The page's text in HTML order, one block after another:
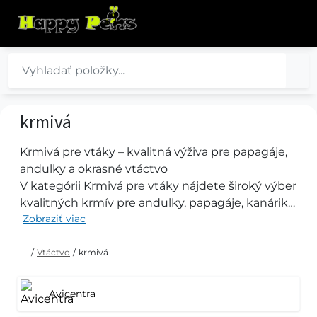
krmivá
Krmivá pre vtáky – kvalitná výživa pre papagáje,
andulky a okrasné vtáctvo
V kategórii Krmivá pre vtáky nájdete široký výber
kvalitných krmív pre andulky, papagáje, kanáriky,
exoty a ďalšie okrasné vtáctvo. Ponúkame zmesi
maškrty a výživové doplnky, ktoré podporujú
Vyberte si z obľúbených značiek ako Avicentra,
Lolo Pets a ďalších výrobcov kvalitných krmív pre
Zobraziť viac
/ Vtáctvo / krmivá
Avicentra